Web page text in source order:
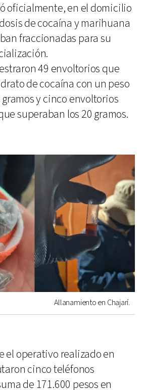
oficialmente, en el domicilio
de cocaína y marihuana
fraccionadas para su
49 envoltorios que
de cocaína con un peso
y cinco envoltorios
superaban los 20 gramos.
Allanamiento en Chajarí.
el operativo realizado en
cinco teléfonos
de 171.600 pesos en